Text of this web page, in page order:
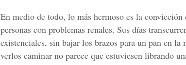
En medio de todo, lo más hermoso es la
personas con problemas renales. Sus días
existenciales, sin bajar los brazos para un pan en
verlos caminar no parece que estuviesen librando